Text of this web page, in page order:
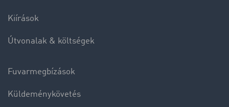
Kiírások
Útvonalak & költségek
Fuvarmegbízások
Küldeménykövetés